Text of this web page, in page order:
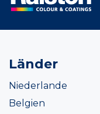
Länder
Niederlande
Belgien